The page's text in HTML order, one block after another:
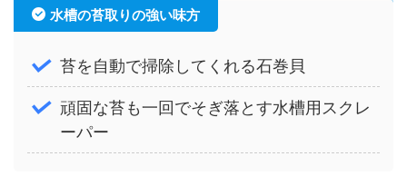
水槽の苔取りの強い味方
苔を自動で掃除してくれる石巻貝
頑固な苔も一回でそぎ落とす水槽用スクレ
ーパー